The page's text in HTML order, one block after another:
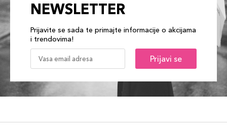
NEWSLETTER
Prijavite se sada te primajte informacije o akcijama
i trendovima!
Prijavi se